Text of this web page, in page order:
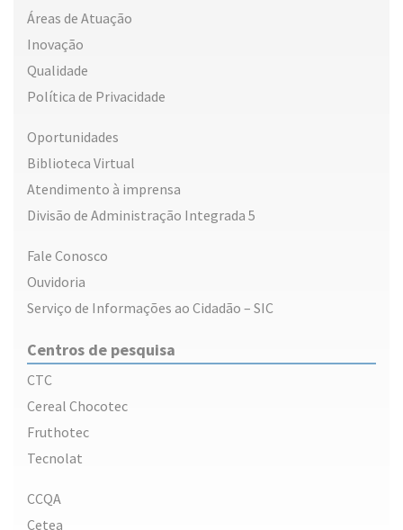
Áreas de Atuação
Inovação
Qualidade
Política de Privacidade
Oportunidades
Biblioteca Virtual
Atendimento à imprensa
Divisão de Administração Integrada 5
Fale Conosco
Ouvidoria
Serviço de Informações ao Cidadão – SIC
Centros de pesquisa
CTC
Cereal Chocotec
Fruthotec
Tecnolat
CCQA
Cetea